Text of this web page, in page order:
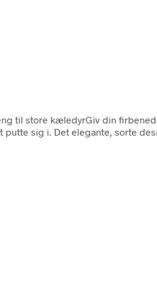
til store kæledyrGiv din
sig i. Det elegante, sorte